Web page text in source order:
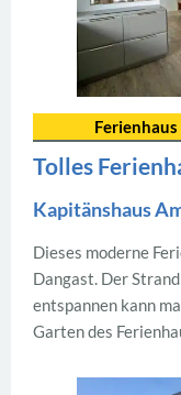
Tolles
Kapitänshaus
Dieses moderne
Dangast. Der
entspannen kann
Garten des